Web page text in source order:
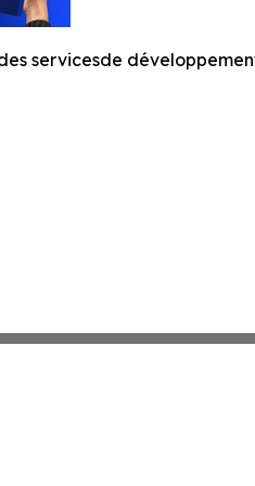
servicesde